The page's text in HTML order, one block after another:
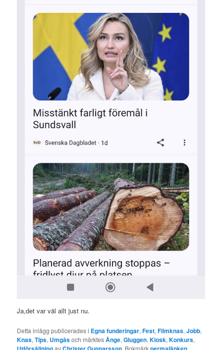
Ja,det var väl allt just nu.
Detta inlägg publicerades i Egna funderingar,Fest,Filmknas,Jobb,
Knas,Tips, Umgåsoch märktesÅnge,Gluggen,Kiosk,Konkurs,